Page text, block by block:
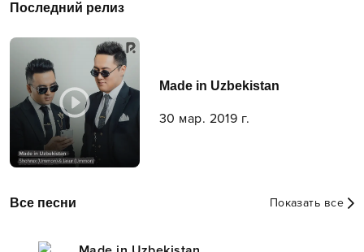
Последний релиз
Made in Uzbekistan
30 мар. 2019 г.
Все песни Показать все